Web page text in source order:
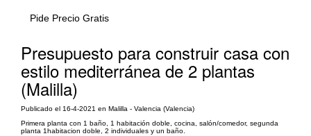
Pide Precio Gratis
Presupuesto para construir casa con
estilo mediterránea de 2 plantas
(Malilla)
Publicado el 16-4-2021 en Malilla - Valencia (Valencia)
Primera planta con 1 baño, 1 habitación doble, cocina, salón/comedor, segunda
planta 1habitacion doble, 2 individuales y un baño.